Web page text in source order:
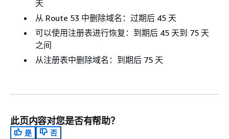
天
从 Route 53 中删除域名：过期后 45 天
可以使用注册表进行恢复：到期后 45 天到 75 天
之间
从注册表中删除域名：到期后 75 天
此页内容对您是否有帮助？
是
否